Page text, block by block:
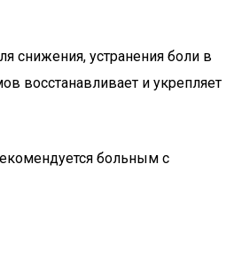
снижения, устранения боли в
восстанавливает и укрепляет
больным с